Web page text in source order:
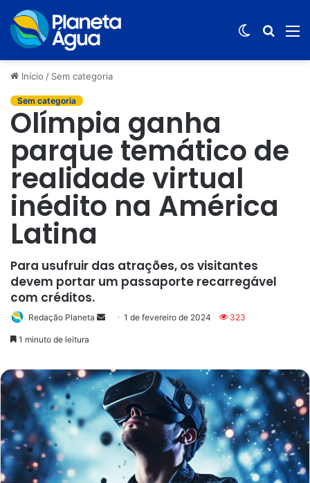
Switch
Início / Sem categoria
Sem categoria
Olímpia ganha
parque temático de
realidade virtual
inédito na América
Latina
Para usufruir das atrações, os visitantes
devem portar um passaporte recarregável
com créditos.
Redação Planeta
Mande
mail
1 de fevereiro de 2024 323
1 minuto de leitura